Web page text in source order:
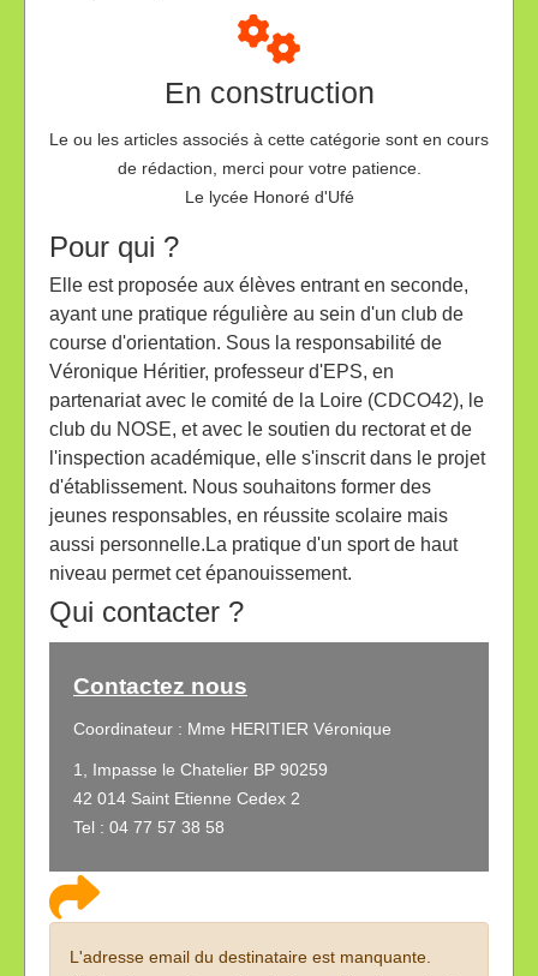
En construction
Le ou les articles associés à cette catégorie sont en cours
de rédaction, merci pour votre patience.
Le lycée Honoré d'Ufé
Pour qui ?
Elle est proposée aux élèves entrant en seconde,
ayant une pratique régulière au sein d'un club de
course d'orientation. Sous la responsabilité de
Véronique Héritier, professeur d'EPS, en
partenariat avec le comité de la Loire (CDCO42), le
club du NOSE, et avec le soutien du rectorat et de
l'inspection académique, elle s'inscrit dans le projet
d'établissement. Nous souhaitons former des
jeunes responsables, en réussite scolaire mais
aussi personnelle.La pratique d'un sport de haut
niveau permet cet épanouissement.
Qui contacter ?
Contactez nous
Coordinateur : Mme HERITIER Véronique
1, Impasse le Chatelier BP 90259
42 014 Saint Etienne Cedex 2
Tel : 04 77 57 38 58
L'adresse email du destinataire est manquante.